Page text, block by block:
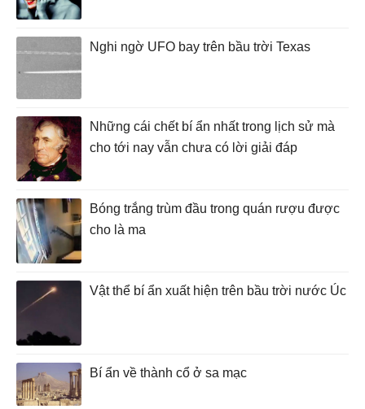
Nghi ngờ UFO bay trên bầu trời Texas
Những cái chết bí ẩn nhất trong lịch sử mà
cho tới nay vẫn chưa có lời giải đáp
Bóng trắng trùm đầu trong quán rượu được
cho là ma
Vật thể bí ẩn xuất hiện trên bầu trời nước Úc
Bí ẩn về thành cổ ở sa mạc